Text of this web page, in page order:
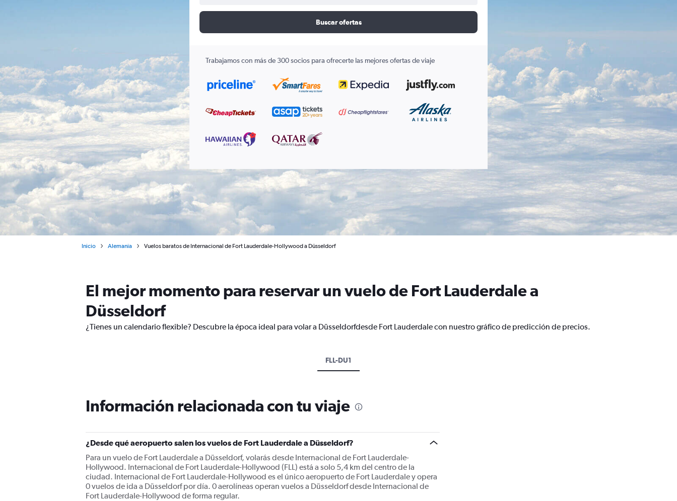
Buscar ofertas
Trabajamos con más de 300 socios para ofrecerte las mejores ofertas de viaje
Inicio Alemania Vuelos baratos de Internacional de Fort Lauderdale-Hollywood a Düsseldorf
El mejor momento para reservar un vuelo de Fort Lauderdale a
Düsseldorf
¿Tienes un calendario flexible? Descubre la época ideal para volar a Düsseldorfdesde Fort Lauderdale con nuestro gráfico de predicción de precios.
FLL-DU1
Información relacionada con tu viaje
¿Desde qué aeropuerto salen los vuelos de Fort Lauderdale a Düsseldorf?
Para un vuelo de Fort Lauderdale a Düsseldorf, volarás desde Internacional de Fort Lauderdale-
Hollywood. Internacional de Fort Lauderdale-Hollywood (FLL) está a solo 5,4 km del centro de la
ciudad. Internacional de Fort Lauderdale-Hollywood es el único aeropuerto de Fort Lauderdale y opera
0 vuelos de ida a Düsseldorf por día. 0 aerolíneas operan vuelos a Düsseldorf desde Internacional de
Fort Lauderdale-Hollywood de forma regular.